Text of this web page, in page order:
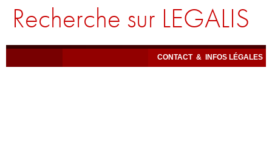
Recherche sur LEGALIS
CONTACT & INFOS LÉGALES